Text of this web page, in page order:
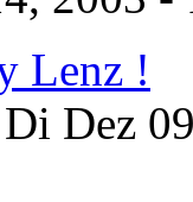
Lenz !
Dez